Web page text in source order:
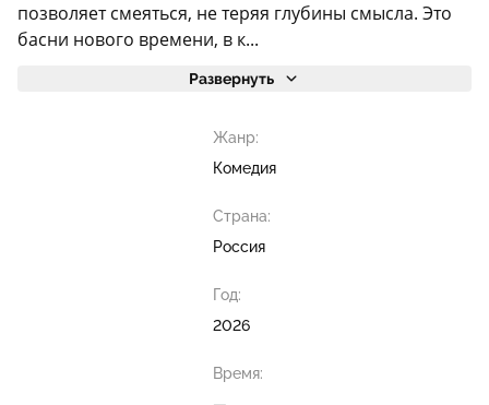
позволяет смеяться, не теряя глубины смысла. Это
басни нового времени, в к...
Развернуть
Жанр:
Комедия
Страна:
Россия
Год:
2026
Время: